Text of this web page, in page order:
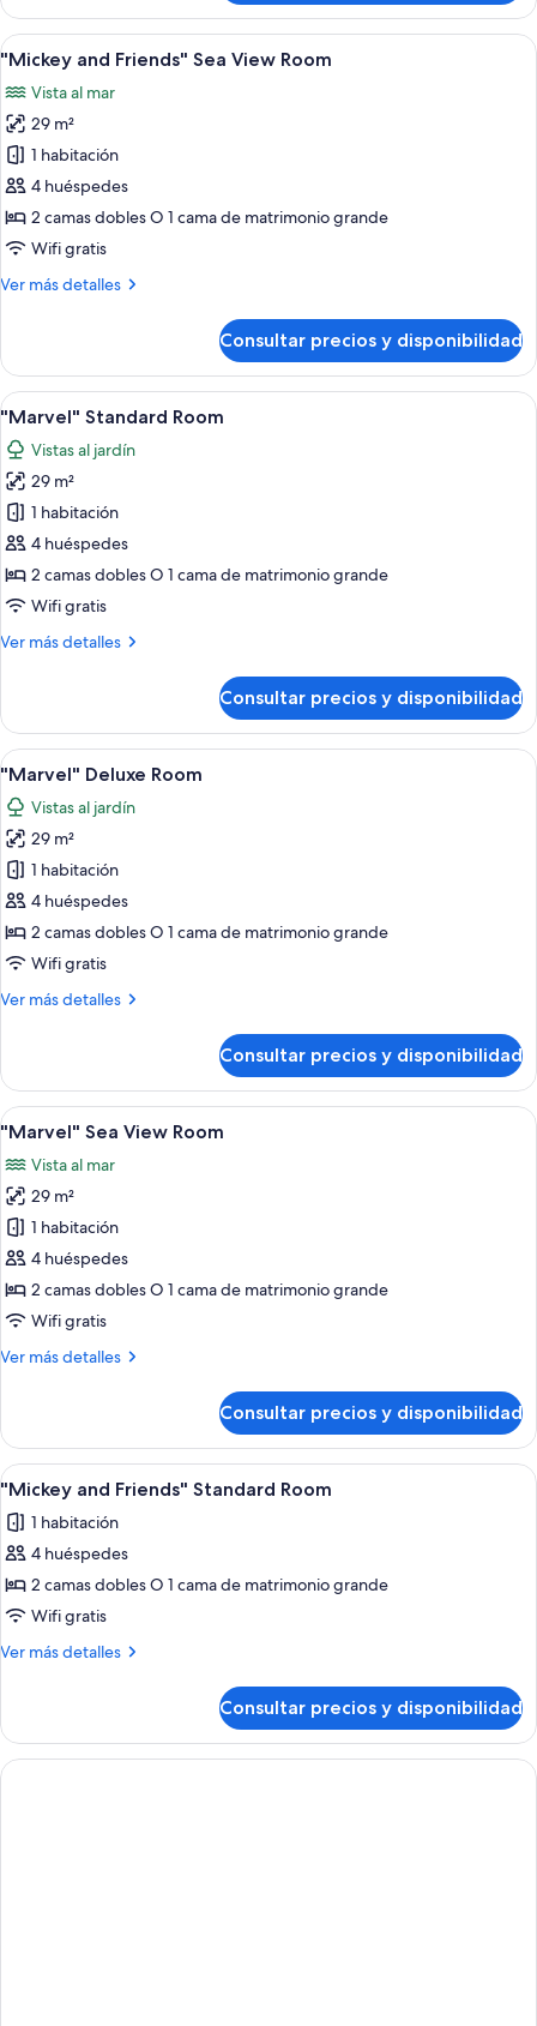
and
Friends"
Deluxe
Abrir
todas
las
fotos
de
"Mickey
and
Friends"
View
"Mickey and Friends" Sea View
17
"Mickey and Friends" Sea View Room
Vista al mar
29 m²
1 habitación
4 huéspedes
2 camas dobles O 1 cama de matrimonio grande
Wifi gratis
Ver más detalles
Más
and
Friends"
Sea
View
Room
Consultar precios y disponibilidad
Abrir
todas
las
fotos
de
"Marvel"
Standard
Room
Habitación de hotel con dos camas,
3
"Marvel" Standard Room
Vistas al jardín
29 m²
1 habitación
4 huéspedes
2 camas dobles O 1 cama de matrimonio grande
Wifi gratis
Ver más detalles
Más
Standard
Room
Consultar precios y disponibilidad
Abrir
todas
las
fotos
de
"Marvel"
Deluxe
Room
Habitación de hotel con dos camas,
3
"Marvel" Deluxe Room
Vistas al jardín
29 m²
1 habitación
4 huéspedes
2 camas dobles O 1 cama de matrimonio grande
Wifi gratis
Ver más detalles
Más
Deluxe
Room
Consultar precios y disponibilidad
Abrir
todas
las
fotos
de
"Marvel"
Sea
View
Habitación de hotel con un gran
5
"Marvel" Sea View Room
Vista al mar
29 m²
1 habitación
4 huéspedes
2 camas dobles O 1 cama de matrimonio grande
Wifi gratis
Ver más detalles
Más
Sea
View
Room
Consultar precios y disponibilidad
Abrir
todas
las
fotos
de
"Mickey
and
Room
Habitación de hotel con dos camas,
9
"Mickey and Friends" Standard Room
1 habitación
4 huéspedes
2 camas dobles O 1 cama de matrimonio grande
Wifi gratis
Ver más detalles
Más
and
Friends"
Standard
Consultar precios y disponibilidad